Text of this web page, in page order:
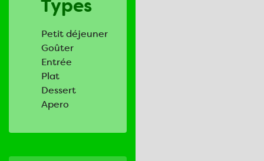
Types
Petit déjeuner
Goûter
Entrée
Plat
Dessert
Apero